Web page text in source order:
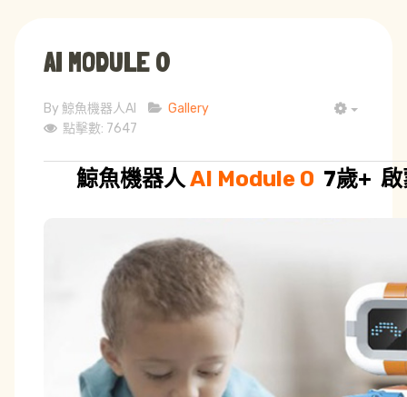
AI MODULE 0
By 鯨魚機器人AI
Gallery
點擊數: 7647
鯨魚機器人AI Module 0 7歲+ 啟